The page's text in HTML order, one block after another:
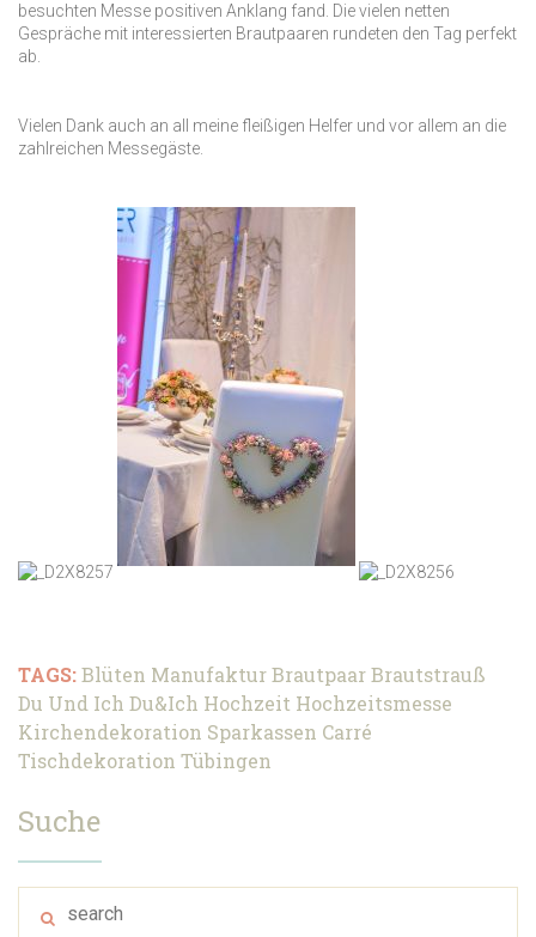
besuchten Messe positiven Anklang fand. Die vielen netten
Gespräche mit interessierten Brautpaaren rundeten den Tag perfekt
ab.
Vielen Dank auch an all meine fleißigen Helfer und vor allem an die
zahlreichen Messegäste.
TAGS:Blüten ManufakturBrautpaarBrautstrauß
Du Und Ich Du&Ich Hochzeit Hochzeitsmesse
Kirchendekoration Sparkassen Carré
Tischdekoration Tübingen
Suche